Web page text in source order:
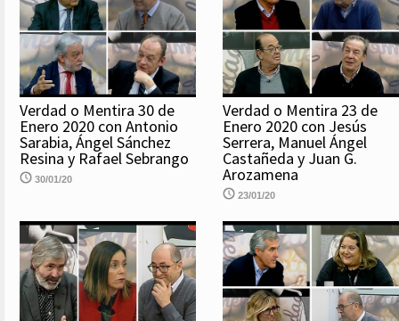
Verdad o Mentira 30 de
Enero 2020 con Antonio
Sarabia, Ángel Sánchez
Resina y Rafael Sebrango
30/01/20
Verdad o Mentira 23 de
Enero 2020 con Jesús
Serrera, Manuel Ángel
Castañeda y Juan G.
Arozamena
23/01/20